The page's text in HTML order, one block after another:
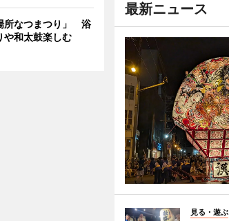
最新ニュース
見る・遊ぶ
所なつまつり」 浴
や和太鼓楽しむ